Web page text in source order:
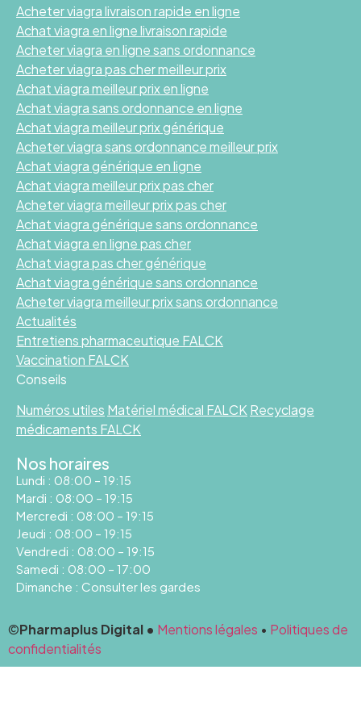
Acheter viagra livraison rapide en ligne
Achat viagra en ligne livraison rapide
Acheter viagra en ligne sans ordonnance
Acheter viagra pas cher meilleur prix
Achat viagra meilleur prix en ligne
Achat viagra sans ordonnance en ligne
Achat viagra meilleur prix générique
Acheter viagra sans ordonnance meilleur prix
Achat viagra générique en ligne
Achat viagra meilleur prix pas cher
Acheter viagra meilleur prix pas cher
Achat viagra générique sans ordonnance
Achat viagra en ligne pas cher
Achat viagra pas cher générique
Achat viagra générique sans ordonnance
Acheter viagra meilleur prix sans ordonnance
Actualités
Entretiens pharmaceutique FALCK
Vaccination FALCK
Conseils
Numéros utiles Matériel médical FALCK Recyclage
médicaments FALCK
Nos horaires
Lundi : 08:00 – 19:15
Mardi : 08:00 – 19:15
Mercredi : 08:00 – 19:15
Jeudi : 08:00 – 19:15
Vendredi : 08:00 – 19:15
Samedi : 08:00 – 17:00
Dimanche : Consulter les gardes
©Pharmaplus Digital • Mentions légales • Politiques de
confidentialités